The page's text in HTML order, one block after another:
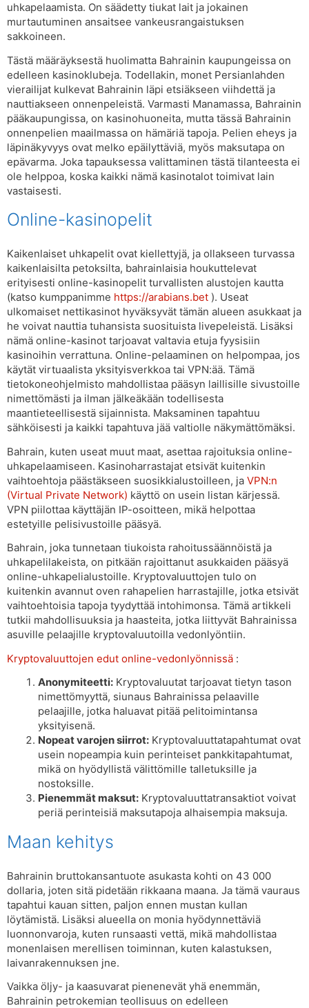
uhkapelaamista. On säädetty tiukat lait ja jokainen
murtautuminen ansaitsee vankeusrangaistuksen
sakkoineen.
Tästä määräyksestä huolimatta Bahrainin kaupungeissa on
edelleen kasinoklubeja. Todellakin, monet Persianlahden
vierailijat kulkevat Bahrainin läpi etsiäkseen viihdettä ja
nauttiakseen onnenpeleistä. Varmasti Manamassa, Bahrainin
pääkaupungissa, on kasinohuoneita, mutta tässä Bahrainin
onnenpelien maailmassa on hämäriä tapoja. Pelien eheys ja
läpinäkyvyys ovat melko epäilyttäviä, myös maksutapa on
epävarma. Joka tapauksessa valittaminen tästä tilanteesta ei
ole helppoa, koska kaikki nämä kasinotalot toimivat lain
vastaisesti.
Online-kasinopelit
Kaikenlaiset uhkapelit ovat kiellettyjä, ja ollakseen turvassa
kaikenlaisilta petoksilta, bahrainlaisia ​​houkuttelevat
erityisesti online-kasinopelit turvallisten alustojen kautta
(katso kumppanimme https://arabians.bet ). Useat
ulkomaiset nettikasinot hyväksyvät tämän alueen asukkaat ja
he voivat nauttia tuhansista suosituista livepeleistä. Lisäksi
nämä online-kasinot tarjoavat valtavia etuja fyysisiin
kasinoihin verrattuna. Online-pelaaminen on helpompaa, jos
käytät virtuaalista yksityisverkkoa tai VPN:ää. Tämä
tietokoneohjelmisto mahdollistaa pääsyn laillisille sivustoille
nimettömästi ja ilman jälkeäkään todellisesta
maantieteellisestä sijainnista. Maksaminen tapahtuu
sähköisesti ja kaikki tapahtuva jää valtiolle näkymättömäksi.
Bahrain, kuten useat muut maat, asettaa rajoituksia online-
uhkapelaamiseen. Kasinoharrastajat etsivät kuitenkin
vaihtoehtoja päästäkseen suosikkialustoilleen, ja VPN:n
(Virtual Private Network) käyttö on usein listan kärjessä.
VPN piilottaa käyttäjän IP-osoitteen, mikä helpottaa
estetyille pelisivustoille pääsyä.
Bahrain, joka tunnetaan tiukoista rahoitussäännöistä ja
uhkapelilakeista, on pitkään rajoittanut asukkaiden pääsyä
online-uhkapelialustoille. Kryptovaluuttojen tulo on
kuitenkin avannut oven rahapelien harrastajille, jotka etsivät
vaihtoehtoisia tapoja tyydyttää intohimonsa. Tämä artikkeli
tutkii mahdollisuuksia ja haasteita, jotka liittyvät Bahrainissa
asuville pelaajille kryptovaluutoilla vedonlyöntiin.
Kryptovaluuttojen edut online-vedonlyönnissä :
Anonymiteetti: Kryptovaluutat tarjoavat tietyn tason
nimettömyyttä, siunaus Bahrainissa pelaaville
pelaajille, jotka haluavat pitää pelitoimintansa
yksityisenä.
Nopeat varojen siirrot: Kryptovaluuttatapahtumat ovat
usein nopeampia kuin perinteiset pankkitapahtumat,
mikä on hyödyllistä välittömille talletuksille ja
nostoksille.
Pienemmät maksut: Kryptovaluuttatransaktiot voivat
periä perinteisiä maksutapoja alhaisempia maksuja.
Maan kehitys
Bahrainin bruttokansantuote asukasta kohti on 43 000
dollaria, joten sitä pidetään rikkaana maana. Ja tämä vauraus
tapahtui kauan sitten, paljon ennen mustan kullan
löytämistä. Lisäksi alueella on monia hyödynnettäviä
luonnonvaroja, kuten runsaasti vettä, mikä mahdollistaa
monenlaisen merellisen toiminnan, kuten kalastuksen,
laivanrakennuksen jne.
Vaikka öljy- ja kaasuvarat pienenevät yhä enemmän,
Bahrainin petrokemian teollisuus on edelleen